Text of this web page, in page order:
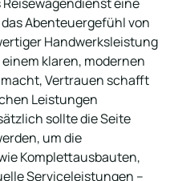
Abenteuergefühl von
Handwerksleistung
klaren, modernen
macht, Vertrauen schafft
Leistungen
sollte die Seite
um die
Komplettausbauten,
Serviceleistungen –